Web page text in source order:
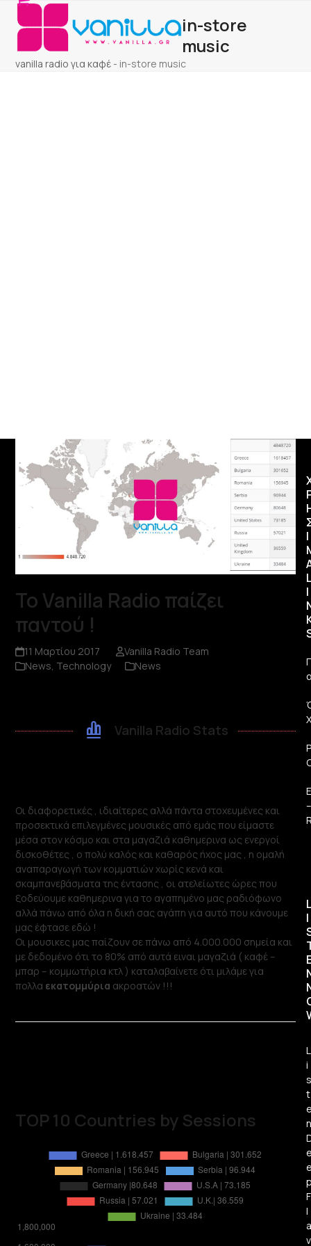
Skip
content
Open
mobile
menu
Close
mobile
menu
in-store
music
vanilla radio για καφέ - in-store music
Το Vanilla Radio παίζει
παντού !
11 Μαρτίου 2017
Vanilla Radio Team
News, Technology News
Vanilla Radio Stats
Οι διαφορετικές , ιδιαίτερες αλλά πάντα στοχευμένες και
προσεκτικά επιλεγμένες μουσικές από εμάς που είμαστε
μέσα στον κόσμο και στα μαγαζιά καθημερινα ως ενεργοί
δισκοθέτες , ο πολύ καλός και καθαρός ήχος μας , η ομαλή
αναπαραγωγή των κομματιών χωρίς κενά και
σκαμπανεβάσματα της έντασης , οι ατελείωτες ώρες που
ξοδεύουμε καθημερινα για το αγαπημένο μας ραδιόφωνο
αλλά πάνω από όλα η δική σας αγάπη για αυτό που κάνουμε
μας έφτασε εδώ !
Oι μουσικες μας παίζουν σε πάνω από 4.000.000 σημεία και
με δεδομένο ότι το 80% από αυτά ειναι μαγαζιά ( καφέ –
μπαρ – κομμωτήρια κτλ ) καταλαβαίνετε ότι μιλάμε για
πολλα εκατομμύρια ακροατών !!!
TOP 10 Countries by Sessions
Ι
I
–
I
L
i
s
t
n
F
l
a
v